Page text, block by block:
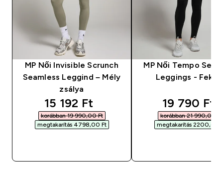
MP Női Invisible Scrunch
Seamless Leggind – Mély
zsálya
discounted price
15 192 Ft‎
korábban 19 990,00 Ft‎
megtakarítás 4798,00 Ft‎
MP Női Tempo
Leggings -
19 790 Ft‎
korábban 21 990,00 Ft‎
megtakarítás 2200,00